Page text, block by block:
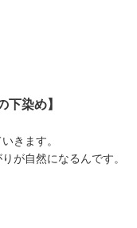
下染め】
きます。
が自然になるんです。